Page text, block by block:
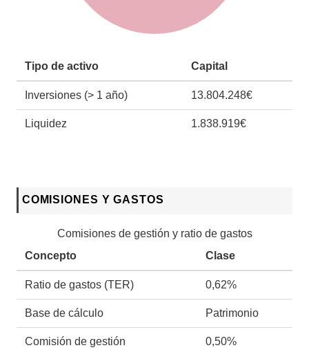
Tipo de activo Capital
Inversiones (> 1 año) 13.804.248€
Liquidez 1.838.919€
COMISIONES Y GASTOS
Comisiones de gestión y ratio de gastos
Concepto
Clase
Ratio de gastos (TER) 0,62%
Base de cálculo Patrimonio
Comisión de gestión 0,50%